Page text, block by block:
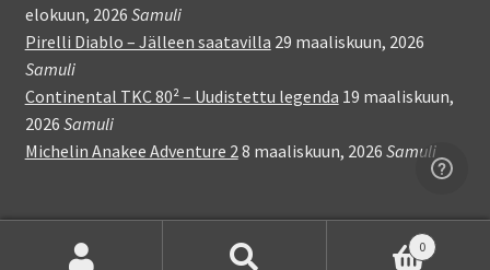
elokuun, 2026 Samuli
Pirelli Diablo – Jälleen saatavilla 29 maaliskuun, 2026
Samuli
Continental TKC 80² – Uudistettu legenda 19 maaliskuun,
2026 Samuli
Michelin Anakee Adventure 28 maaliskuun, 2026 Samuli
0